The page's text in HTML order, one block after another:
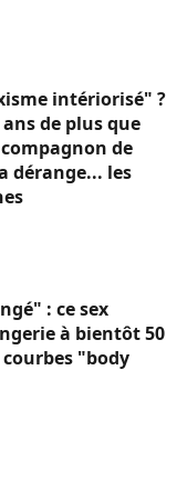
intériorisé" ?
de plus que
de
dérange... les
: ce sex
à bientôt 50
"body